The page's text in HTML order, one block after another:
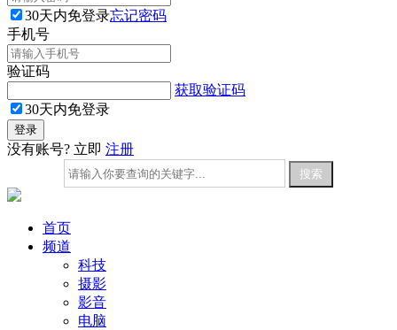
30天内免登录忘记密码
手机号
验证码
获取验证码
30天内免登录
没有账号? 立即 注册
首页
频道
科技
摄影
影音
电脑